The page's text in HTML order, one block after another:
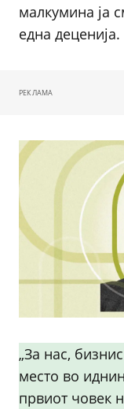
малкумина ја
една деценија.
РЕКЛАМА
„За нас,
место во
првиот човек